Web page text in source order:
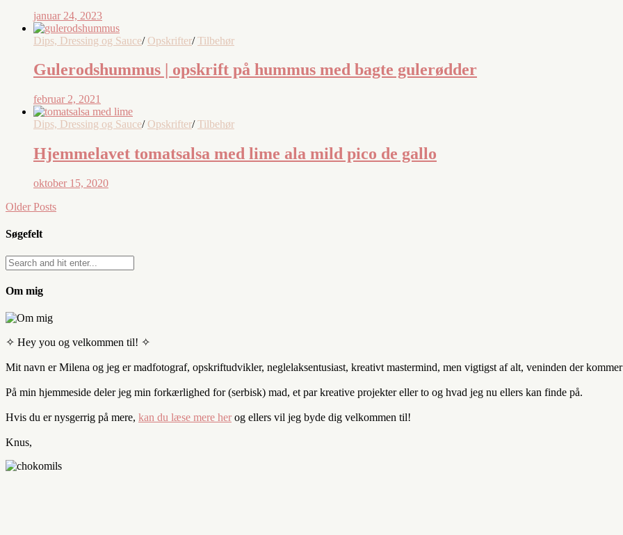
januar 24, 2023
Dips, Dressing og Sauce/ Opskrifter/ Tilbehør
Gulerodshummus | opskrift på hummus med bagte gulerødder
februar 2, 2021
Dips, Dressing og Sauce/ Opskrifter/ Tilbehør
Hjemmelavet tomatsalsa med lime ala mild pico de gallo
oktober 15, 2020
Older Posts
Søgefelt
Om mig
✧ Hey you og velkommen til! ✧
Mit navn er Milena og jeg er madfotograf, opskriftudvikler, neglelaksentusiast, kreativt mastermind, men vigtigst af alt, veninden der
På min hjemmeside deler jeg min forkærlighed for (serbisk) mad, et par kreative projekter eller to og hvad jeg nu ellers kan finde på.
Hvis du er nysgerrig på mere, kan du læse mere her og ellers vil jeg byde dig velkommen til!
Knus,